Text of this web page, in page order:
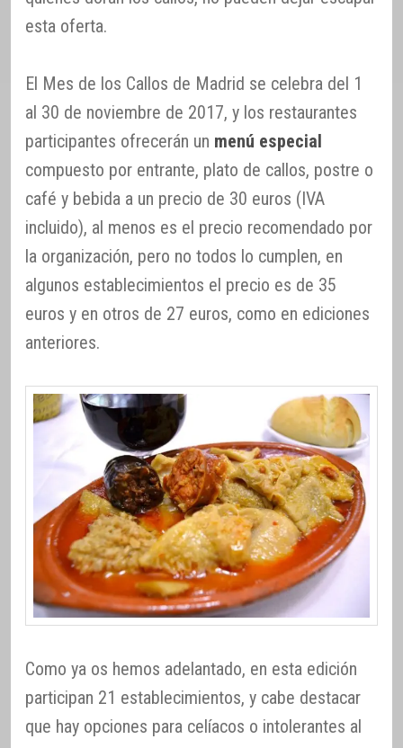
esta oferta.
El Mes de los Callos de Madrid se celebra del 1
al 30 de noviembre de 2017, y los restaurantes
participantes ofrecerán un menú especial
compuesto por entrante, plato de callos, postre o
café y bebida a un precio de 30 euros (IVA
incluido), al menos es el precio recomendado por
la organización, pero no todos lo cumplen, en
algunos establecimientos el precio es de 35
euros y en otros de 27 euros, como en ediciones
anteriores.
Como ya os hemos adelantado, en esta edición
participan 21 establecimientos, y cabe destacar
que hay opciones para celíacos o intolerantes al